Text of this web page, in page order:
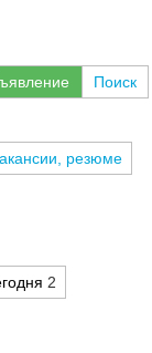
Поиск
резюме
2